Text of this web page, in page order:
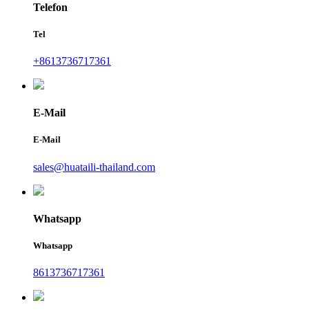
Telefon
Tel
+8613736717361
E-Mail
E-Mail
sales@huataili-thailand.com
Whatsapp
Whatsapp
8613736717361